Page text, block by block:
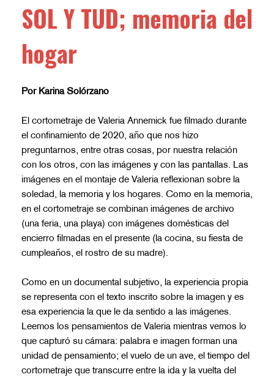
SOL Y TUD; memoria del
hogar
PorKarina Solórzano
El cortometraje de Valeria Annemick fue filmado durante
el confinamiento de 2020, año que nos hizo
preguntarnos, entre otras cosas, por nuestra relación
con los otros, con las imágenes y con las pantallas. Las
imágenes en el montaje de Valeria reflexionan sobre la
soledad, la memoria y los hogares. Como en la memoria,
en el cortometraje se combinan imágenes de archivo
(una feria, una playa) con imágenes domésticas del
encierro filmadas en el presente (la cocina, su fiesta de
cumpleaños, el rostro de su madre).
Como en un documental subjetivo, la experiencia propia
se representa con el texto inscrito sobre la imagen y es
esa experiencia la que le da sentido a las imágenes.
Leemos los pensamientos de Valeria mientras vemos lo
que capturó su cámara: palabra e imagen forman una
unidad de pensamiento; el vuelo de un ave, el tiempo del
cortometraje que transcurre entre la ida y la vuelta del